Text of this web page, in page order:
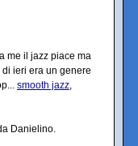
me il jazz piace ma
ieri era un genere
smooth jazz,
Danielino.